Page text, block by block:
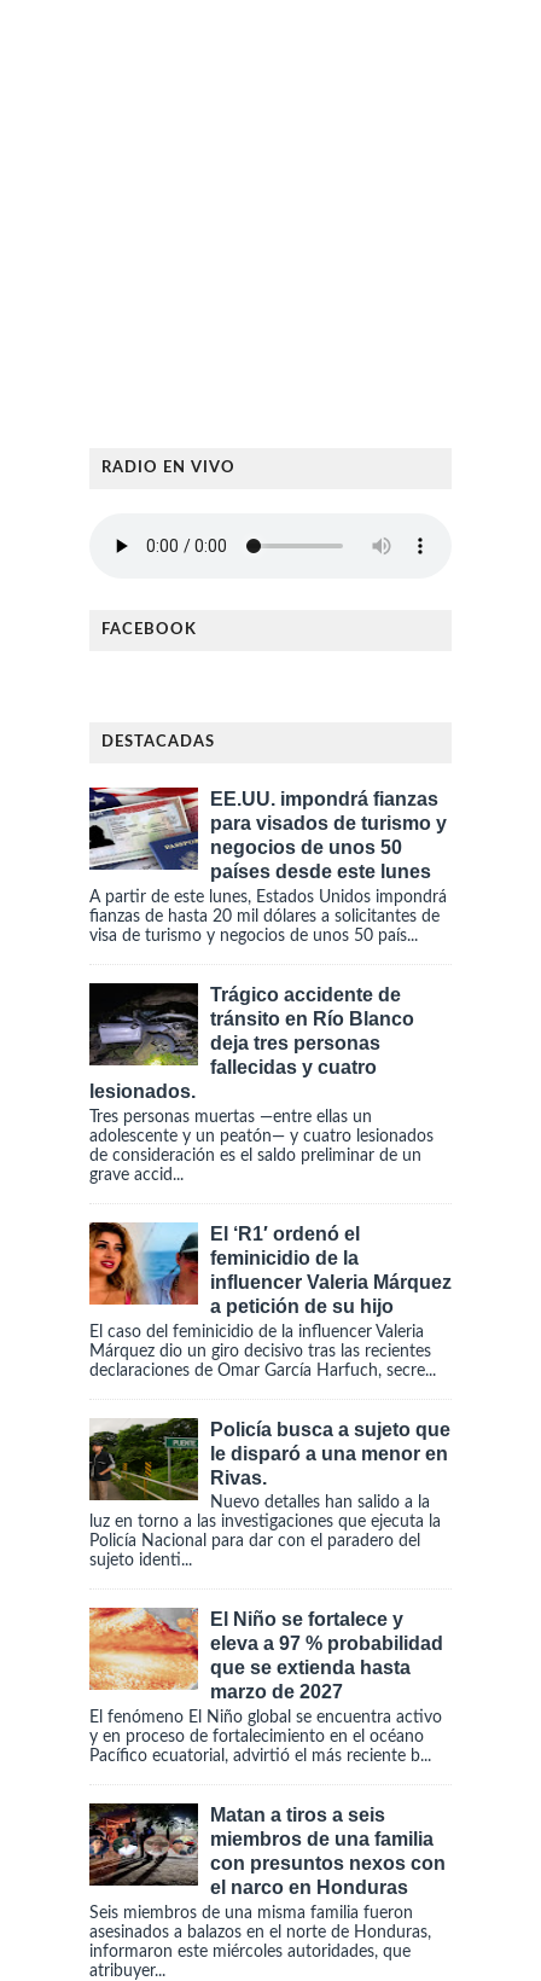
RADIO EN VIVO
FACEBOOK
DESTACADAS
EE.UU. impondrá fianzas
para visados de turismo y
negocios de unos 50
países desde este lunes
A partir de este lunes, Estados Unidos impondrá
fianzas de hasta 20 mil dólares a solicitantes de
visa de turismo y negocios de unos 50 país...
Trágico accidente de
tránsito en Río Blanco
deja tres personas
fallecidas y cuatro
lesionados.
Tres personas muertas —entre ellas un
adolescente y un peatón— y cuatro lesionados
de consideración es el saldo preliminar de un
grave accid...
El ‘R1′ ordenó el
feminicidio de la
influencer Valeria Márquez
a petición de su hijo
El caso del feminicidio de la influencer Valeria
Márquez dio un giro decisivo tras las recientes
declaraciones de Omar García Harfuch, secre...
Policía busca a sujeto que
le disparó a una menor en
Rivas.
Nuevo detalles han salido a la
luz en torno a las investigaciones que ejecuta la
Policía Nacional para dar con el paradero del
sujeto identi...
El Niño se fortalece y
eleva a 97 % probabilidad
que se extienda hasta
marzo de 2027
El fenómeno El Niño global se encuentra activo
y en proceso de fortalecimiento en el océano
Pacífico ecuatorial, advirtió el más reciente b...
Matan a tiros a seis
miembros de una familia
con presuntos nexos con
el narco en Honduras
Seis miembros de una misma familia fueron
asesinados a balazos en el norte de Honduras,
informaron este miércoles autoridades, que
atribuyer...